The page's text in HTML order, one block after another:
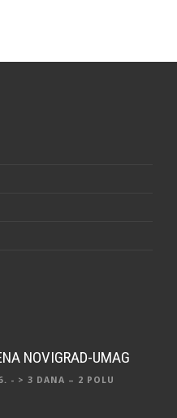
NOVIGRAD-UMAG
- > 3 DANA – 2 POLU